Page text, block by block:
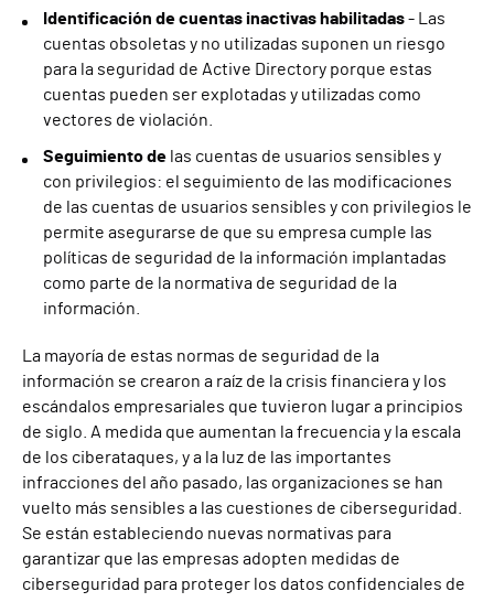
Identificación de cuentas inactivas habilitadas- Las
cuentas obsoletas y no utilizadas suponen un riesgo
para la seguridad de Active Directory porque estas
cuentas pueden ser explotadas y utilizadas como
vectores de violación.
Seguimiento de las cuentas de usuarios sensibles y
con privilegios: el seguimiento de las modificaciones
de las cuentas de usuarios sensibles y con privilegios le
permite asegurarse de que su empresa cumple las
políticas de seguridad de la información implantadas
como parte de la normativa de seguridad de la
información.
La mayoría de estas normas de seguridad de la
información se crearon a raíz de la crisis financiera y los
escándalos empresariales que tuvieron lugar a principios
de siglo. A medida que aumentan la frecuencia y la escala
de los ciberataques, y a la luz de las importantes
infracciones del año pasado, las organizaciones se han
vuelto más sensibles a las cuestiones de ciberseguridad.
Se están estableciendo nuevas normativas para
garantizar que las empresas adopten medidas de
ciberseguridad para proteger los datos confidenciales de